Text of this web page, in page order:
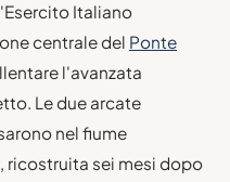
Italiano
centrale del Ponte
l'avanzata
Le due arcate
nel fiume
ricostruita sei mesi dopo